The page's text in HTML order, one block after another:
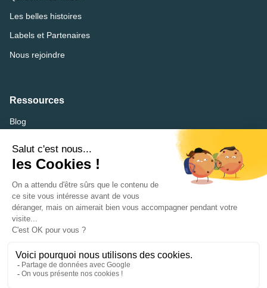
Les belles histoires
Labels et Partenaires
Nous rejoindre
Ressources
Blog
Lexique
CVthèque
Mentions légales
Accessibilité : partiellement conforme